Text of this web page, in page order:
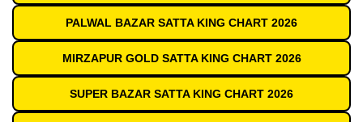
PALWAL BAZAR SATTA KING CHART 2026
MIRZAPUR GOLD SATTA KING CHART 2026
SUPER BAZAR SATTA KING CHART 2026